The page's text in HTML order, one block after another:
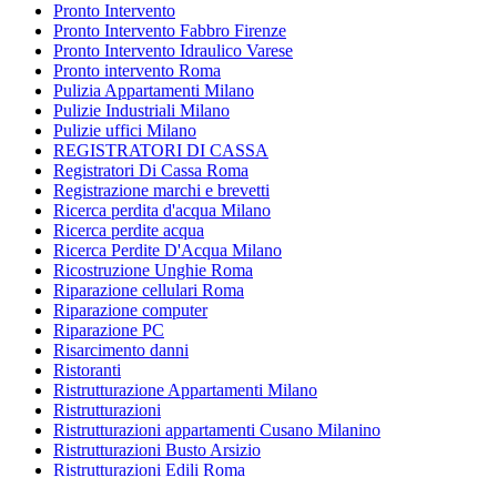
Pronto Intervento
Pronto Intervento Fabbro Firenze
Pronto Intervento Idraulico Varese
Pronto intervento Roma
Pulizia Appartamenti Milano
Pulizie Industriali Milano
Pulizie uffici Milano
REGISTRATORI DI CASSA
Registratori Di Cassa Roma
Registrazione marchi e brevetti
Ricerca perdita d'acqua Milano
Ricerca perdite acqua
Ricerca Perdite D'Acqua Milano
Ricostruzione Unghie Roma
Riparazione cellulari Roma
Riparazione computer
Riparazione PC
Risarcimento danni
Ristoranti
Ristrutturazione Appartamenti Milano
Ristrutturazioni
Ristrutturazioni appartamenti Cusano Milanino
Ristrutturazioni Busto Arsizio
Ristrutturazioni Edili Roma